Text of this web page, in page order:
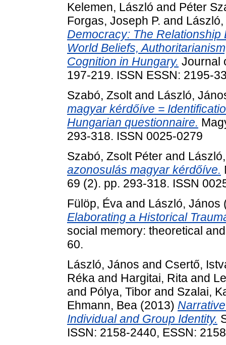
Kelemen, László and Péter
Forgas, Joseph P. and
Democracy: The
World Beliefs,
Cognition in Hungary. Journal
197-219. ISSN ESSN: 2195-
Szabó, Zsoltand László,
magyar kérdőíve =
Hungarian questionnaire.
293-318. ISSN 0025-0279
Szabó, Zsolt Péter and
azonosulás magyar kérdőíve.
69 (2). pp. 293-318. ISSN
Fülöp, Éva and László, János
Elaborating a Historical
social memory: theoretical
60.
László, János and Csertő,
Réka and Hargitai, Rita and
and Pólya, Tibor and Szalai,
Ehmann, Bea (2013)
Individual and Group Identity.
ISSN: 2158-2440, ESSN: